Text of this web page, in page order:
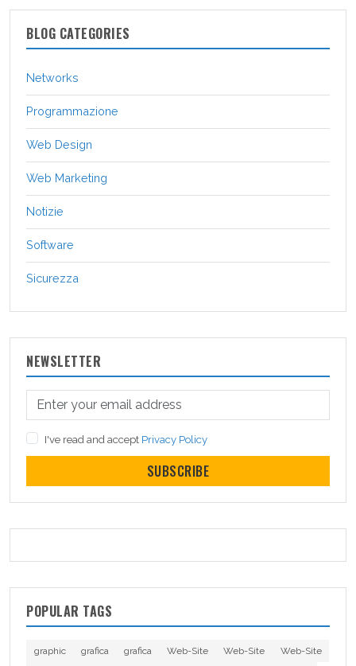
BLOG CATEGORIES
Networks
Programmazione
Web Design
Web Marketing
Notizie
Software
Sicurezza
NEWSLETTER
I've read and accept Privacy Policy
SUBSCRIBE
POPULAR TAGS
graphic grafica grafica Web-Site Web-Site
Web-Site